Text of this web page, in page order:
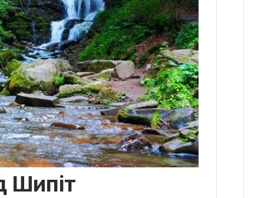
Шипіт